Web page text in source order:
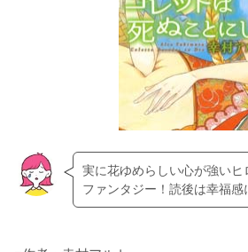
実に花ゆめらしい心が強い
ファンタジー！読後は幸福感